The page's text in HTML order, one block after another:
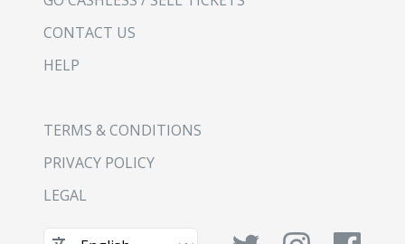
CONTACT US
HELP
TERMS & CONDITIONS
PRIVACY POLICY
LEGAL